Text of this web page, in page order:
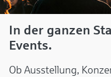
In der ganzen
Events.
Ob Ausstellung,